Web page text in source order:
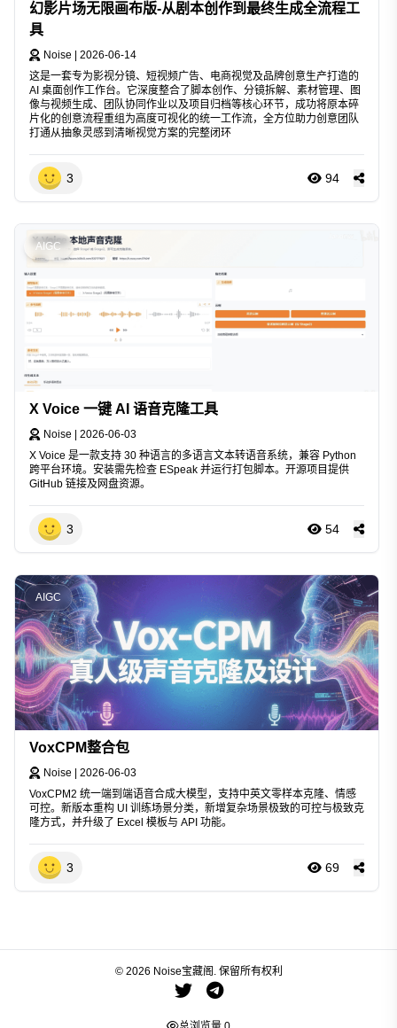
幻影片场无限画布版-从剧本创作到最终生成全流程工
具
Noise
2026-06-14
这是一套专为影视分镜、短视频广告、电商视觉及品牌创意生产打造的
AI 桌面创作工作台。它深度整合了脚本创作、分镜拆解、素材管理、图
像与视频生成、团队协同作业以及项目归档等核心环节，成功将原本碎
片化的创意流程重组为高度可视化的统一工作流，全方位助力创意团队
打通从抽象灵感到清晰视觉方案的完整闭环
3 94
AIGC
X Voice 一键 AI 语音克隆工具
Noise | 2026-06-03
X Voice 是一款支持 30 种语言的多语言文本转语音系统，兼容 Python
跨平台环境。安装需先检查 ESpeak 并运行打包脚本。开源项目提供
GitHub 链接及网盘资源。
3 54
AIGC
VoxCPM整合包
Noise
2026-06-03
VoxCPM2 统一端到端语音合成大模型，支持中英文零样本克隆、情感
可控。新版本重构 UI 训练场景分类，新增复杂场景极致的可控与极致克
隆方式，并升级了 Excel 模板与 API 功能。
3 69
© 2026 Noise宝藏阁. 保留所有权利